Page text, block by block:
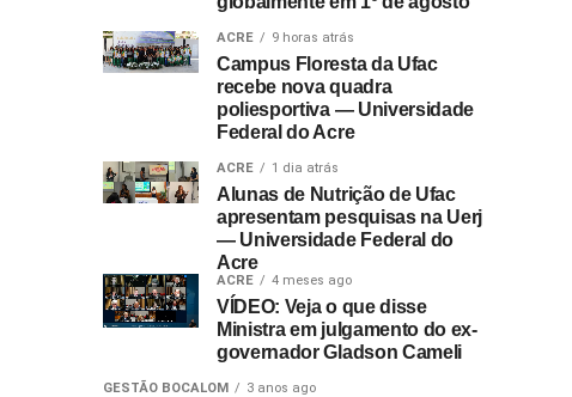
ACRE 9 horas atrás
Campus Floresta da Ufac
recebe nova quadra
poliesportiva — Universidade
Federal do Acre
ACRE 1 dia atrás
Alunas de Nutrição de Ufac
apresentam pesquisas na Uerj
— Universidade Federal do
Acre
ACRE 4 meses ago
VÍDEO: Veja o que disse
Ministra em julgamento do ex-
governador Gladson Cameli
GESTÃO BOCALOM 3 anos ago